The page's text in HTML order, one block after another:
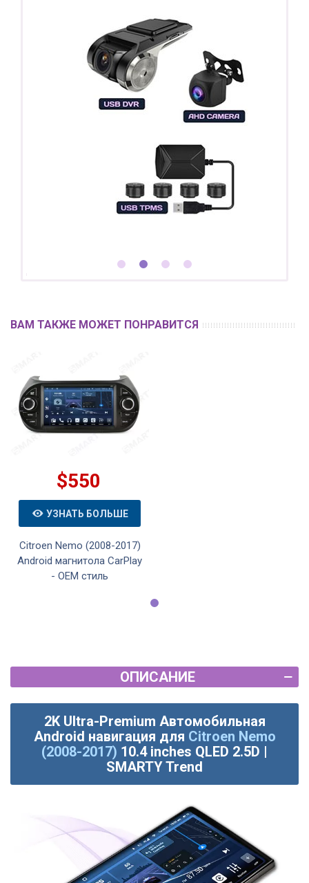
ВАМ ТАКЖЕ МОЖЕТ ПОНРАВИТСЯ
$550
УЗНАТЬ БОЛЬШЕ
Citroen Nemo (2008-2017)
Android магнитола CarPlay
- OEM стиль
ОПИСАНИЕ
2K Ultra-Premium Автомобильная
Android навигация для Citroen Nemo
(2008-2017) 10.4 inches QLED 2.5D |
SMARTY Trend